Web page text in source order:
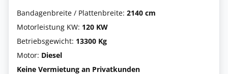
Bandagenbreite / Plattenbreite: 2140 cm
Motorleistung KW: 120 KW
Betriebsgewicht: 13300 Kg
Motor: Diesel
Keine Vermietung an Privatkunden